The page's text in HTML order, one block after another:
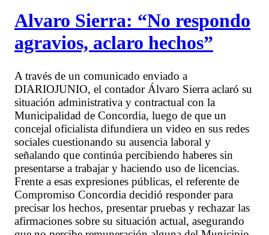
Alvaro Sierra: “No respondo
agravios, aclaro hechos”
A través de un comunicado enviado a
DIARIOJUNIO, el contador Álvaro Sierra aclaró su
situación administrativa y contractual con la
Municipalidad de Concordia, luego de que un
concejal oficialista difundiera un video en sus redes
sociales cuestionando su ausencia laboral y
señalando que continúa percibiendo haberes sin
presentarse a trabajar y haciendo uso de licencias.
Frente a esas expresiones públicas, el referente de
Compromiso Concordia decidió responder para
precisar los hechos, presentar pruebas y rechazar las
afirmaciones sobre su situación actual, asegurando